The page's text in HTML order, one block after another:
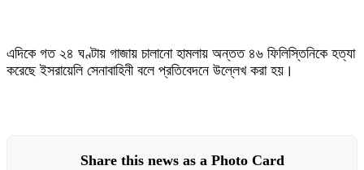
এদিকে গত ২৪ ঘণ্টায় গাজায় চালানো হামলায় অন্তত ৪৬ ফিলিস্তিনিকে হত্যা
করেছে ইসরায়েলি সেনাবাহিনী বলে প্রতিবেদনে উল্লেখ করা হয়।
Share this news as a Photo Card